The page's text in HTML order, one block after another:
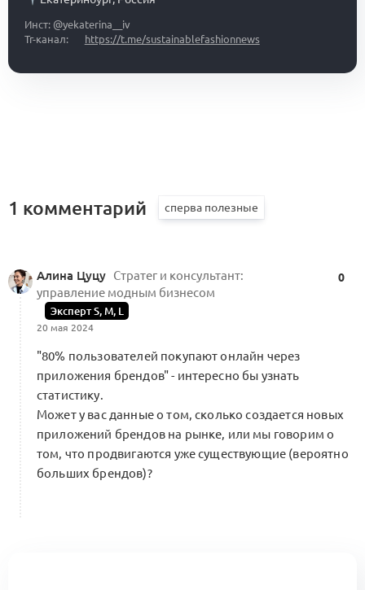
Инст: @yekaterina__iv
Тг-канал:
https://t.me/sustainablefashionnews
1 комментарий
Алина Цуцу Стратег и консультант:
управление модным бизнесом
Эксперт S, M, L
20 мая 2024
0
"80% пользователей покупают онлайн через
приложения брендов" - интересно бы узнать
статистику.
Может у вас данные о том, сколько создается новых
приложений брендов на рынке, или мы говорим о
том, что продвигаются уже существующие (вероятно
больших брендов)?